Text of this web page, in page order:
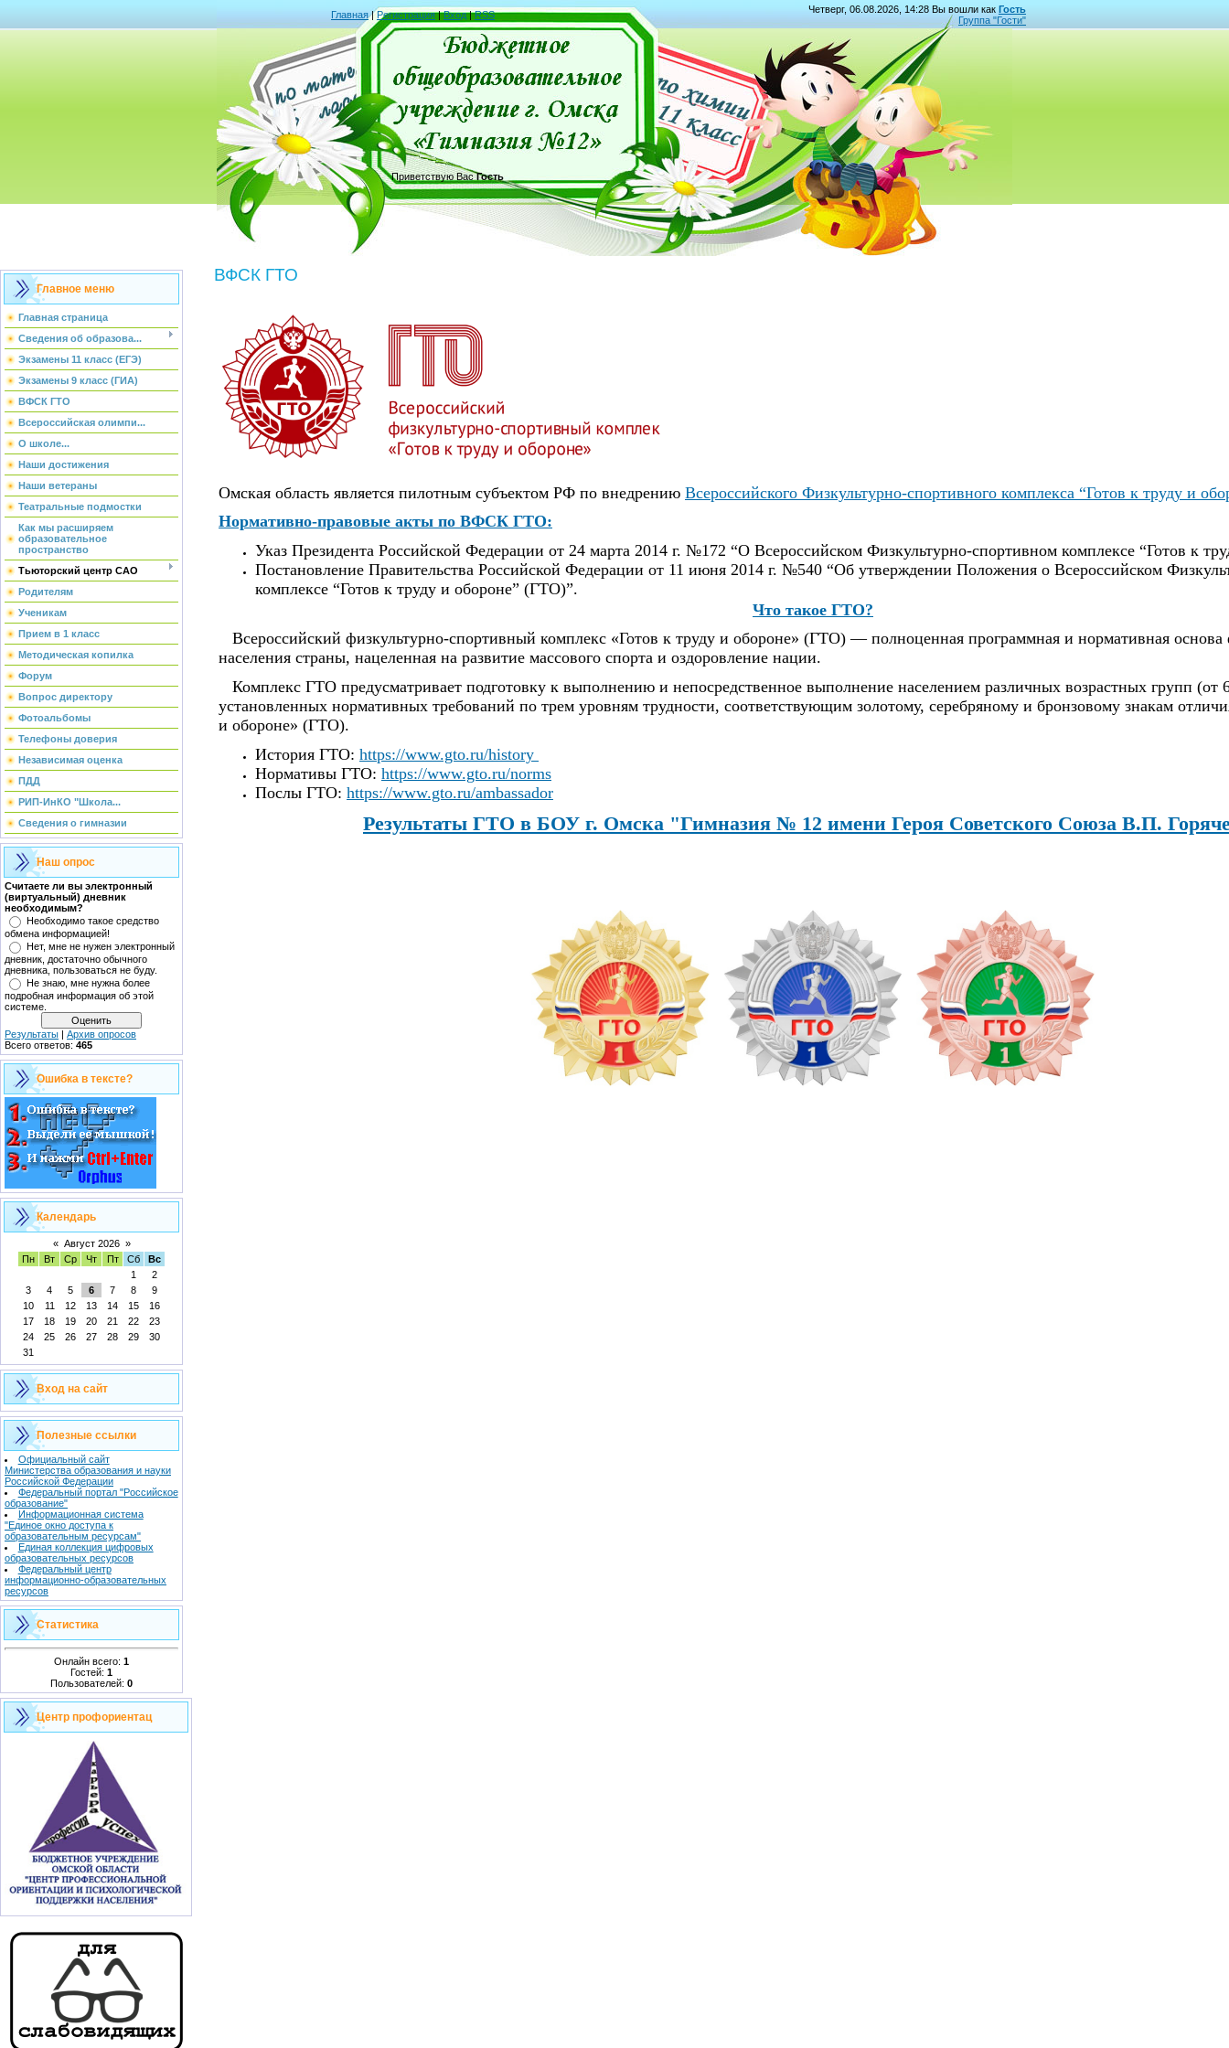
Главная|Регистрация|Вход|RSS Четверг, 06.08.2026, 14:28 Вы вошли как Гость
Группа "Гости"
Приветствую Вас Гость
Главное меню
Главная страница
Сведения об образова...
Экзамены 11 класс (ЕГЭ)
Экзамены 9 класс (ГИА)
ВФСК ГТО
Всероссийская олимпи...
О школе...
Наши достижения
Наши ветераны
Театральные подмостки
Как мы расширяем
образовательное
пространство
Тьюторский центр САО
Родителям
Ученикам
Прием в 1 класс
Методическая копилка
Форум
Вопрос директору
Фотоальбомы
Телефоны доверия
Независимая оценка
ПДД
РИП-ИнКО "Школа...
Сведения о гимназии
Наш опрос
Считаете ли вы электронный
(виртуальный) дневник
необходимым?
Необходимо такое средство
обмена информацией!
Нет, мне не нужен электронный
дневник, достаточно обычного
дневника, пользоваться не буду.
Не знаю, мне нужна более
подробная информация об этой
системе.
Результаты | Архив опросов
Всего ответов: 465
Ошибка в тексте?
Календарь
« Август 2026 »
Пн
Вт Ср Чт Пт Сб
Вс
1
2
3
4 5 6 7 8
9
10
11 12 13 14 15
16
17
18 19 20 21 22
23
24
25 26 27 28 29
30
31
Вход на сайт
Полезные ссылки
Официальный сайт
Министерства образования и науки
Российской Федерации
Федеральный портал "Российское
образование"
Информационная система
"Единое окно доступа к
образовательным ресурсам"
Единая коллекция цифровых
образовательных ресурсов
Федеральный центр
информационно-образовательных
ресурсов
Статистика
Онлайн всего: 1
Гостей: 1
Пользователей: 0
Центр профориентац
ВФСК ГТО
Омская область является пилотным субъектом РФ по внедрению Всероссийского Физкультурно-спортивного комплекса “Готов к труду и
Нормативно-правовые акты по ВФСК ГТО:
Указ Президента Российской Федерации от 24 марта 2014 г. №172 “О Всероссийском Физкультурно-спортивном комплексе “Готов к
Постановление Правительства Российской Федерации от 11 июня 2014 г. №540 “Об утверждении Положения о Всероссийском
комплексе “Готов к труду и обороне” (ГТО)”.
Что такое ГТО?
Всероссийский физкультурно-спортивный комплекс «Готов к труду и обороне» (ГТО) — полноценная программная и нормативная основа
населения страны, нацеленная на развитие массового спорта и оздоровление нации.
Комплекс ГТО предусматривает подготовку к выполнению и непосредственное выполнение населением различных возрастных групп (от
установленных нормативных требований по трем уровням трудности, соответствующим золотому, серебряному и бронзовому знакам
и обороне» (ГТО).
История ГТО: https://www.gto.ru/history
Нормативы ГТО: https://www.gto.ru/norms
Послы ГТО: https://www.gto.ru/ambassador
Результаты ГТО в БОУ г. Омска "Гимназия № 12 имени Героя Советского Союза В.П.